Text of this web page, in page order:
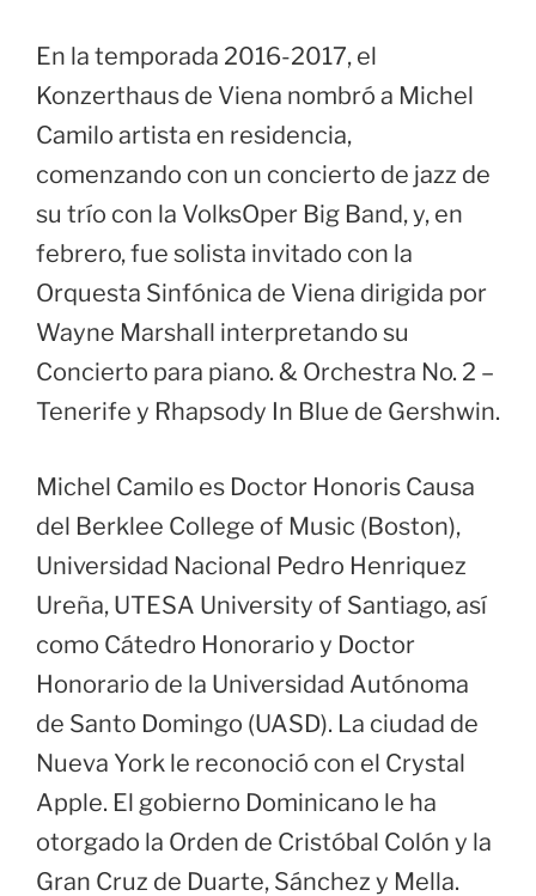
En la temporada 2016-2017, el
Konzerthaus de Viena nombró a Michel
Camilo artista en residencia,
comenzando con un concierto de jazz de
su trío con la VolksOper Big Band, y, en
febrero, fue solista invitado con la
Orquesta Sinfónica de Viena dirigida por
Wayne Marshall interpretando su
Concierto para piano. & Orchestra No. 2 –
Tenerife y Rhapsody In Blue de Gershwin.
Michel Camilo es Doctor Honoris Causa
del Berklee College of Music (Boston),
Universidad Nacional Pedro Henriquez
Ureña, UTESA University of Santiago, así
como Cátedro Honorario y Doctor
Honorario de la Universidad Autónoma
de Santo Domingo (UASD). La ciudad de
Nueva York le reconoció con el Crystal
Apple. El gobierno Dominicano le ha
otorgado la Orden de Cristóbal Colón y la
Gran Cruz de Duarte, Sánchez y Mella.